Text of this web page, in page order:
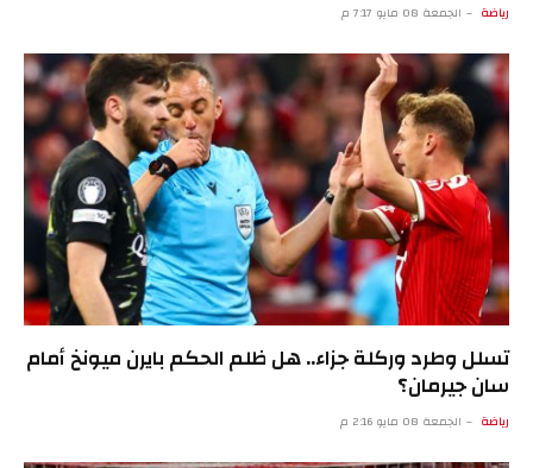
رياضة الجمعة 08 مايو 7:17 م
تسلل وطرد وركلة جزاء.. هل ظلم الحكم بايرن ميونخ أمام
سان جيرمان؟
رياضة الجمعة 08 مايو 2:16 م